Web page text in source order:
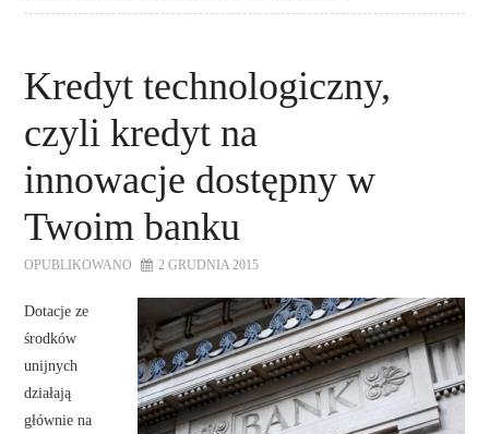
Kredyt technologiczny,
czyli kredyt na
innowacje dostępny w
Twoim banku
OPUBLIKOWANO 2 GRUDNIA 2015
Dotacje ze
środków
unijnych
działają
głównie na